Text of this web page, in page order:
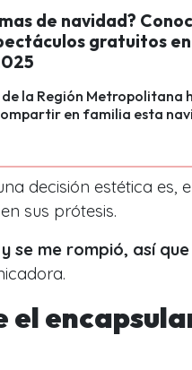
de navidad?
gratuitos
la Región Metropolitana
en familia esta
decisión estética es,
sus prótesis.
se me rompió, así
el